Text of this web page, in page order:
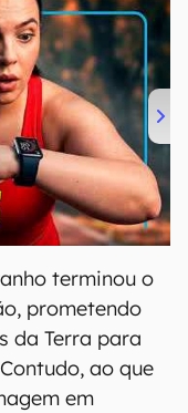
terminou o
prometendo
da Terra para
ao que
em